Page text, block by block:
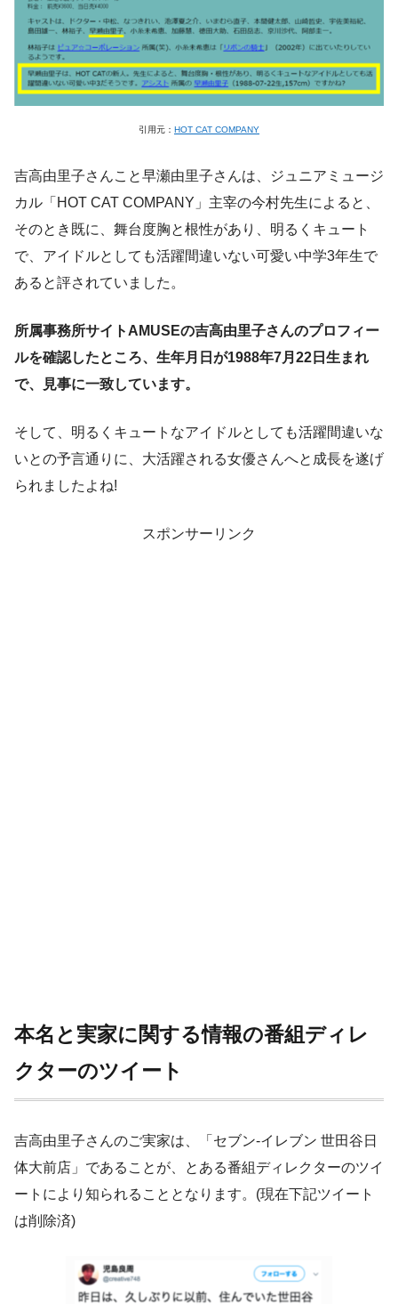
引用元： HOT CAT COMPANY
吉高由里子さんこと早瀬由里子さんは、ジュニアミュージ
カル「HOT CAT COMPANY」主宰の今村先生によると、
そのとき既に、舞台度胸と根性があり、明るくキュート
で、アイドルとしても活躍間違いない可愛い中学3年生で
あると評されていました。
所属事務所サイトAMUSEの吉高由里子さんのプロフィー
ルを確認したところ、生年月日が1988年7月22日生まれ
で、見事に一致しています。
そして、明るくキュートなアイドルとしても活躍間違いな
いとの予言通りに、大活躍される女優さんへと成長を遂げ
られましたよね!
スポンサーリンク
本名と実家に関する情報の番組ディレ
クターのツイート
吉高由里子さんのご実家は、「セブン-イレブン 世田谷日
体大前店」であることが、とある番組ディレクターのツイ
ートにより知られることとなります。(現在下記ツイート
は削除済)